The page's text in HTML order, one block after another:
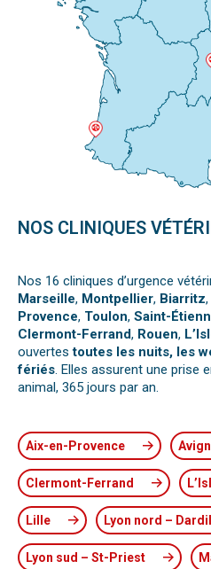
NOS CLINIQUES
Nos 16 cliniques d’urgence
Marseille, Montpellier, Biarritz,
Provence, Toulon, Saint-
Clermont-Ferrand, Rouen,
ouvertestoutes les nuits, les
fériés. Elles assurent une prise
animal, 365 jours par an.
Aix-en-Provence
Clermont-Ferrand
Lille Lyon nord –
Lyon sud – St-Priest